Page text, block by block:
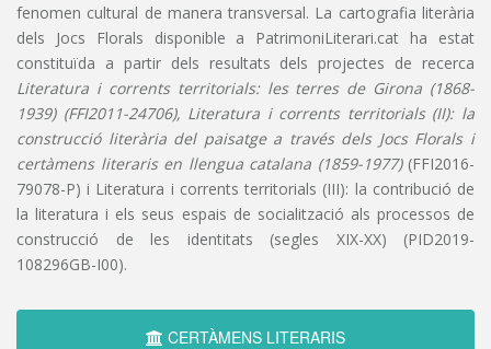
fenomen cultural de manera transversal. La cartografia literària
dels Jocs Florals disponible a PatrimoniLiterari.cat ha estat
constituïda a partir dels resultats dels projectes de recerca
Literatura i corrents territorials: les terres de Girona (1868-
1939) (FFI2011-24706), Literatura i corrents territorials (II): la
construcció literària del paisatge a través dels Jocs Florals i
certàmens literaris en llengua catalana (1859-1977)(FFI2016-
79078-P) i Literatura i corrents territorials (III): la contribució de
la literatura i els seus espais de socialització als processos de
construcció de les identitats (segles XIX-XX) (PID2019-
108296GB-I00).
CERTÀMENS LITERARIS